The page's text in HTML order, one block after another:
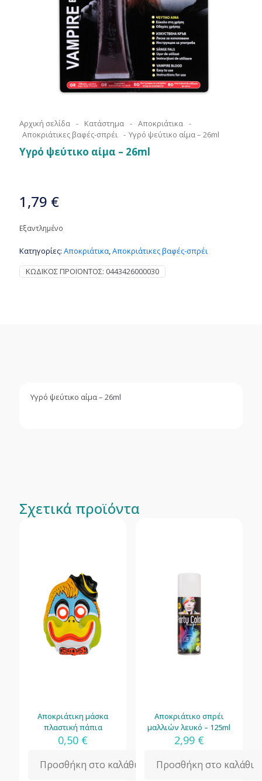
Αρχική σελίδα - Κατάστημα - Αποκριάτικα -
Αποκριάτικες βαφές-σπρέι - Υγρό ψεύτικο αίμα – 26ml
Υγρό ψεύτικο αίμα – 26ml
1,79 €
Εξαντλημένο
Κατηγορίες: Αποκριάτικα,Αποκριάτικες βαφές-σπρέι
ΚΩΔΙΚΌΣ ΠΡΟΪΌΝΤΟΣ: 0443426000030
Υγρό ψεύτικο αίμα – 26ml
Σχετικά προϊόντα
Αποκριάτικη μάσκα
πλαστική πάπια
0,50 €
Προσθήκη στο καλάθι
Αποκριάτικο σπρέι
μαλλιών λευκό – 125ml
2,99 €
Προσθήκη στο καλάθι